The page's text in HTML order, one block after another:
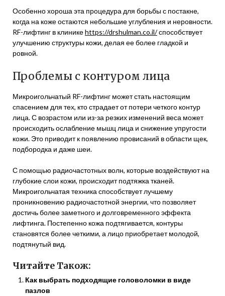
Особенно хороша эта процедура для борьбы с постакне,
когда на коже остаются небольшие углубления и неровности.
RF-лифтинг в клиникеhttps://drshulman.co.il/способствует
улучшению структуры кожи, делая ее более гладкой и
ровной.
Проблемы с контуром лица
Микроигольчатый RF-лифтинг может стать настоящим
спасением для тех, кто страдает от потери четкого контур
лица. С возрастом или из-за резких изменений веса может
происходить ослабление мышц лица и снижение упругости
кожи. Это приводит к появлению провисаний в области щек,
подбородка и даже шеи.
С помощью радиочастотных волн, которые воздействуют на
глубокие слои кожи, происходит подтяжка тканей.
Микроигольчатая техника способствует лучшему
проникновению радиочастотной энергии, что позволяет
достичь более заметного и долговременного эффекта
лифтинга. Постепенно кожа подтягивается, контуры
становятся более четкими, а лицо приобретает молодой,
подтянутый вид.
Читайте Також:
Как выбрать подходящие головоломки в виде
пазлов